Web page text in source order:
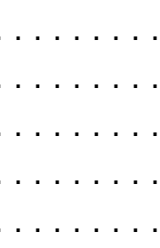
. . . . . . .
. . . . . . .
. . . . . . .
. . . . . . .
. . . . . . .